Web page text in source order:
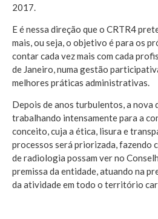
2017.
E é nessa direção que o CRTR4
mais, ou seja, o objetivo é para os
contar cada vez mais com cada
de Janeiro, numa gestão
melhores práticas administrativas.
Depois de anos turbulentos, a nova
trabalhando intensamente para a
conceito, cuja a ética, lisura e
processos será priorizada, fazendo
de radiologia possam ver no
premissa da entidade, atuando na
da atividade em todo o território